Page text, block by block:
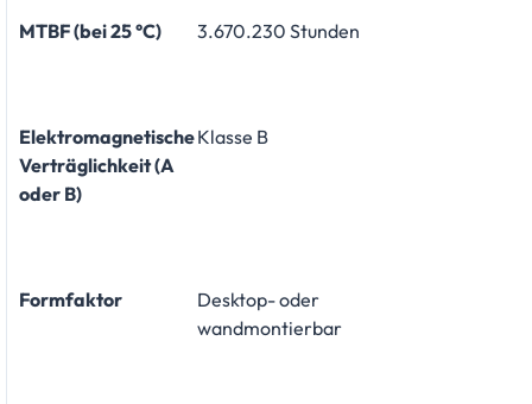
MTBF (bei 25 °C) 3.670.230 Stunden
Elektromagnetische
Verträglichkeit (A
oder B)
Klasse B
Formfaktor
Desktop- oder
wandmontierbar